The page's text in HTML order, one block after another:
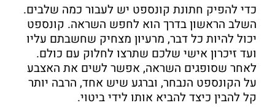
כדי להפיק חתונת קונספט יש לעבור כמה שלבים.
השלב הראשון בדרך הוא לחפש השראה. קונספט
יכול להיות כל דבר, מרעיון מצחיק שחשבתם עליו
ועד זיכרון אישי שלכם שתרצו לחלוק עם כולם.
לאחר שסופגים השראה, אפשר לשים את האצבע
על הקונספט הנבחר, וברגע שיש אחד, הרבה יותר
קל להבין כיצד להביא אותו לידי ביטוי.